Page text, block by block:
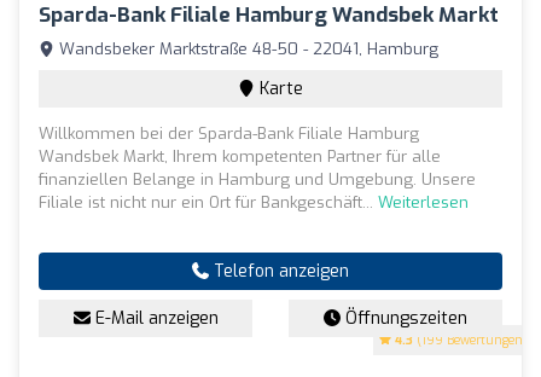
Sparda-Bank Filiale Hamburg Wandsbek Markt
4.3 (199 Bewertungen)
Wandsbeker Marktstraße 48-50 - 22041, Hamburg
Karte
Willkommen bei der Sparda-Bank Filiale Hamburg
Wandsbek Markt, Ihrem kompetenten Partner für alle
finanziellen Belange in Hamburg und Umgebung. Unsere
Filiale ist nicht nur ein Ort für Bankgeschäft... Weiterlesen
Telefon anzeigen
E-Mail anzeigen Öffnungszeiten